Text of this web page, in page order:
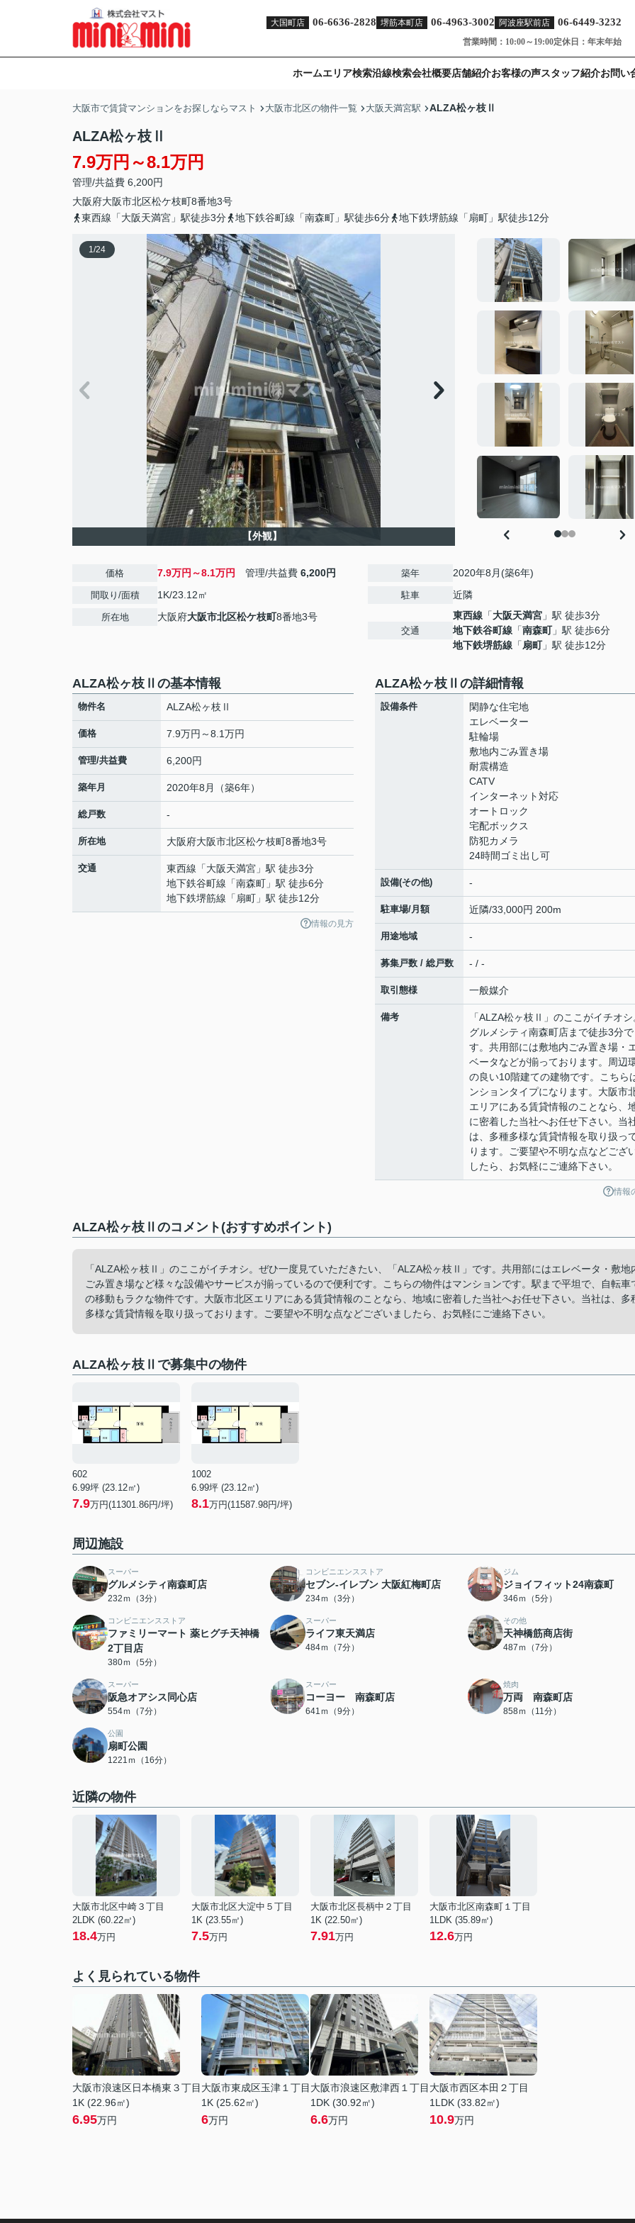
大国町店 06-6636-2828 堺筋本町店 06-4963-3002 阿波座駅前店 06-6449-3232
営業時間：10:00～19:00定休日：年末年始
ホームエリア検索沿線検索会社概要店舗紹介お客様の声スタッフ紹介お問い
大阪市で賃貸マンションをお探しならマスト 大阪市北区の物件一覧 大阪天満宮駅 ALZA松ヶ枝Ⅱ
ALZA松ヶ枝Ⅱ
7.9万円～8.1万円
管理/共益費 6,200円
大阪府大阪市北区松ケ枝町8番地3号
東西線「大阪天満宮」駅徒歩3分
地下鉄谷町線「南森町」駅徒歩6分 地下鉄堺筋線「扇町」駅徒歩12分
1/24
【外観】
価格 7.9万円～8.1万円 管理/共益費 6,200円
間取り/面積 1K/23.12㎡
所在地 大阪府大阪市北区松ケ枝町8番地3号
築年 2020年8月(築6年)
駐車 近隣
交通
東西線 「大阪天満宮 」駅 徒歩3分
地下鉄谷町線 「南森町」駅 徒歩6分
地下鉄堺筋線 「扇町」駅 徒歩12分
ALZA松ヶ枝Ⅱの基本情報
物件名 ALZA松ヶ枝Ⅱ
価格 7.9万円～8.1万円
管理/共益費 6,200円
築年月 2020年8月（築6年）
総戸数 -
所在地 大阪府大阪市北区松ケ枝町8番地3号
交通 東西線 「大阪天満宮 」駅 徒歩3分
地下鉄谷町線 「南森町 」駅 徒歩6分
地下鉄堺筋線 「 扇町 」駅 徒歩12分
情報の見方
ALZA松ヶ枝Ⅱの詳細情報
設備条件
閑静な住宅地
エレベーター
駐輪場
敷地内ごみ置き場
耐震構造
CATV
インターネット対応
オートロック
宅配ボックス
防犯カメラ
24時間ゴミ出し可
設備(その他) -
駐車場/月額 近隣/33,000円 200m
用途地域 -
募集戸数 / 総戸数 - / -
取引態様 一般媒介
備考
「ALZA松ヶ枝Ⅱ」のここがイチオシ
グルメシティ南森町店まで徒歩3分で
す。共用部には敷地内ごみ置き場・
ベータなどが揃っております。周辺
の良い10階建ての建物です。こちら
ンションタイプになります。大阪市
エリアにある賃貸情報のことなら、
に密着した当社へお任せ下さい。当
は、多種多様な賃貸情報を取り扱っ
ります。ご要望や不明な点などござ
したら、お気軽にご連絡下さい。
情報
ALZA松ヶ枝Ⅱのコメント(おすすめポイント)
「ALZA松ヶ枝Ⅱ」のここがイチオシ。ぜひ一度見ていただきたい、「ALZA松ヶ枝Ⅱ」です。共用部にはエレベータ・敷地
ごみ置き場など様々な設備やサービスが揃っているので便利です。こちらの物件はマンションです。駅まで平坦で、自転車
の移動もラクな物件です。大阪市北区エリアにある賃貸情報のことなら、地域に密着した当社へお任せ下さい。当社は、多
多様な賃貸情報を取り扱っております。ご要望や不明な点などございましたら、お気軽にご連絡下さい。
ALZA松ヶ枝Ⅱで募集中の物件
602
6.99坪 (23.12㎡)
7.9万円(11301.86円/坪)
1002
6.99坪 (23.12㎡)
8.1万円(11587.98円/坪)
周辺施設
スーパー
グルメシティ南森町店
232ｍ（3分）
コンビニエンスストア
セブン-イレブン 大阪紅梅町店
234ｍ（3分）
ジム
ジョイフィット24南森町
346ｍ（5分）
コンビニエンスストア
ファミリーマート 薬ヒグチ天神橋
2丁目店
380ｍ（5分）
スーパー
ライフ東天満店
484ｍ（7分）
その他
天神橋筋商店街
487ｍ（7分）
スーパー
阪急オアシス同心店
554ｍ（7分）
スーパー
コーヨー 南森町店
641ｍ（9分）
焼肉
万両 南森町店
858ｍ（11分）
公園
扇町公園
1221ｍ（16分）
近隣の物件
大阪市北区中崎３丁目
2LDK (60.22㎡)
18.4万円
大阪市北区大淀中５丁目
1K (23.55㎡)
7.5万円
大阪市北区長柄中２丁目
1K (22.50㎡)
7.91万円
大阪市北区南森町１丁目
1LDK (35.89㎡)
12.6万円
よく見られている物件
大阪市浪速区日本橋東３丁目
1K (22.96㎡)
6.95万円
大阪市東成区玉津１丁目
1K (25.62㎡)
6万円
大阪市浪速区敷津西１丁目
1DK (30.92㎡)
6.6万円
大阪市西区本田２丁目
1LDK (33.82㎡)
10.9万円